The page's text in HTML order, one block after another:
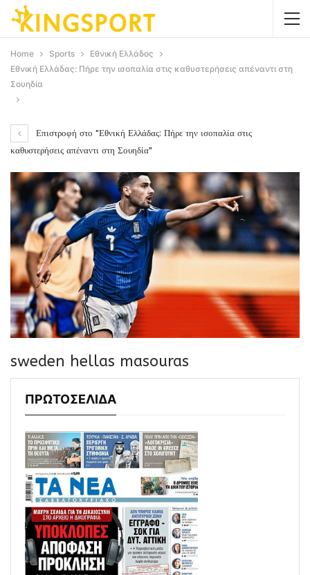
Home Sports
Εθνική Ελλάδος
Εθνική Ελλάδας: Πήρε την ισοπαλία στις καθυστερήσεις απέναντι στη
Σουηδία
Επιστροφή στο "Εθνική Ελλάδας: Πήρε την ισοπαλία στις
καθυστερήσεις απέναντι στη Σουηδία"
sweden hellas masouras
ΠΡΩΤΟΣΕΛΙΔΑ